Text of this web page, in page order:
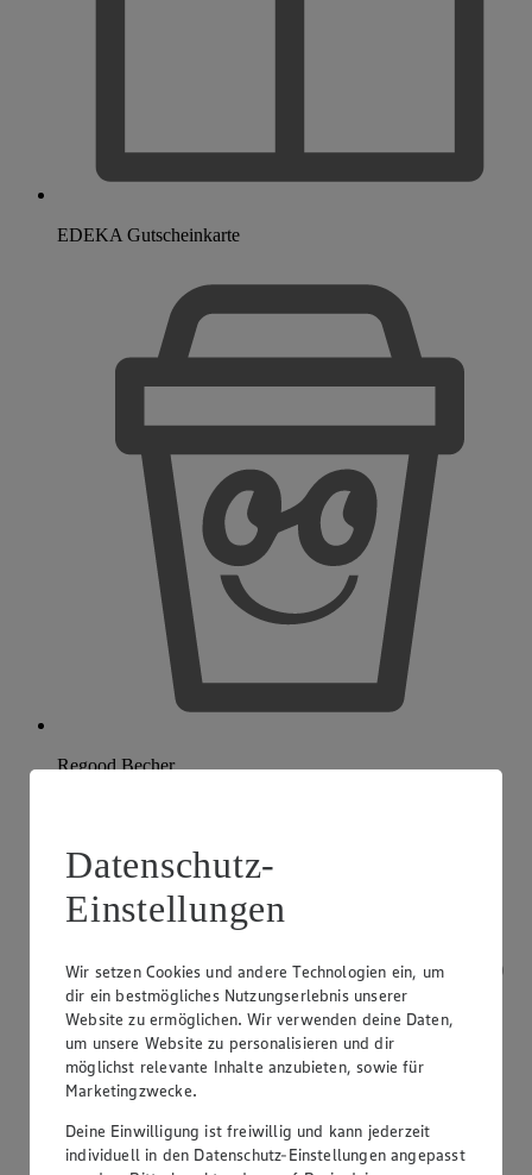
EDEKA Gutscheinkarte
Regood Becher
Datenschutz-
Einstellungen
Wir setzen Cookies und andere Technologien ein, um
dir ein bestmögliches Nutzungserlebnis unserer
Website zu ermöglichen. Wir verwenden deine Daten,
um unsere Website zu personalisieren und dir
möglichst relevante Inhalte anzubieten, sowie für
Marketingzwecke.
Deine Einwilligung ist freiwillig und kann jederzeit
individuell in den Datenschutz-Einstellungen angepasst